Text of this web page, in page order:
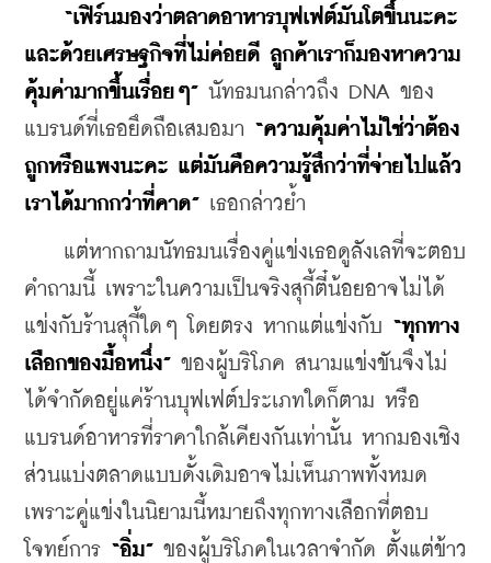
“เฟิร์นมองว่าตลาดอาหารบุฟเฟต์มันโตขึ้นนะคะ
และด้วยเศรษฐกิจที่ไม่ค่อยดี ลูกค้าเราก็มองหาความ
คุ้มค่ามากขึ้นเรื่อยๆ” นัทธมนกล่าวถึง DNA ของ
แบรนด์ที่เธอยึดถือเสมอมา “ความคุ้มค่าไม่ใช่ว่าต้อง
ถูกหรือแพงนะคะ แต่มันคือความรู้สึกว่าที่จ่ายไปแล้ว
เราได้มากกว่าที่คาด” เธอกล่าวย้ำ
แต่หากถามนัทธมนเรื่องคู่แข่งเธอดูลังเลที่จะตอบ
คำถามนี้ เพราะในความเป็นจริงสุกี้ตี๋น้อยอาจไม่ได้
แข่งกับร้านสุกี้ใดๆ โดยตรง หากแต่แข่งกับ “ทุกทาง
เลือกของมื้อหนึ่ง” ของผู้บริโภค สนามแข่งขันจึงไม่
ได้จำกัดอยู่แค่ร้านบุฟเฟต์ประเภทใดก็ตาม หรือ
แบรนด์อาหารที่ราคาใกล้เคียงกันเท่านั้น หากมองเชิง
ส่วนแบ่งตลาดแบบดั้งเดิมอาจไม่เห็นภาพทั้งหมด
เพราะคู่แข่งในนิยามนี้หมายถึงทุกทางเลือกที่ตอบ
โจทย์การ “อิ่ม” ของผู้บริโภคในเวลาจำกัด ตั้งแต่ข้าว